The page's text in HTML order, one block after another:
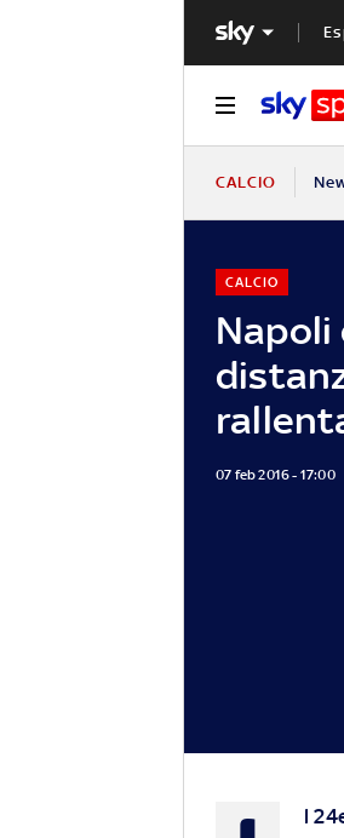
CALCIO
Napoli
CALCIO
07 feb 2016 - 17:00
l